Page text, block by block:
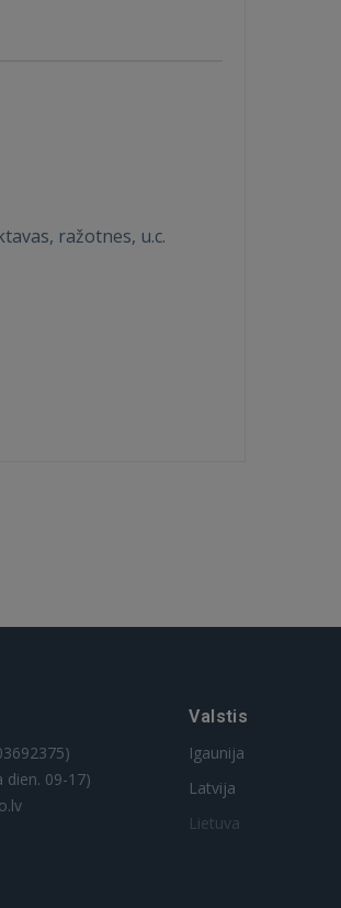
ražotnes, u.c.
dien. 09-17)
Valstis
Igaunija
Latvija
Lietuva